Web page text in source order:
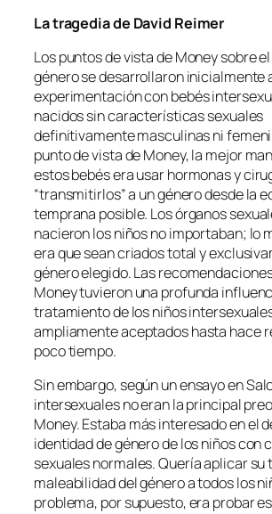
La tragedia de David Reimer
Los puntos de vista de Money sobre
género se desarrollaron inicialmente
experimentación con bebés
nacidos sin características sexuales
definitivamente masculinas ni
punto de vista de Money, la mejor
estos bebés era usar hormonas y
“transmitirlos” a un género desde la
temprana posible. Los órganos
nacieron los niños no importaban; lo
era que sean criados total y
género elegido. Las
Money tuvieron una profunda
tratamiento de los niños
ampliamente aceptados hasta hace
poco tiempo.
Sin embargo, según un ensayo en
intersexuales no eran la principal
Money. Estaba más interesado en el
identidad de género de los niños
sexuales normales. Quería aplicar su
maleabilidad del género a todos los
problema, por supuesto, era probar